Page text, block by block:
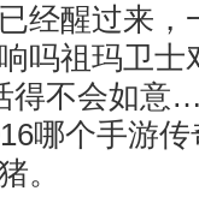
经醒过来，
吗祖玛卫士
得不会如
哪个手游
。